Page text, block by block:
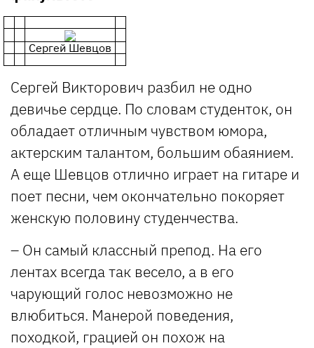
Сергей Шевцов
Сергей Викторович разбил не одно
девичье сердце. По словам студенток, он
обладает отличным чувством юмора,
актерским талантом, большим обаянием.
А еще Шевцов отлично играет на гитаре и
поет песни, чем окончательно покоряет
женскую половину студенчества.
– Он самый классный препод. На его
лентах всегда так весело, а в его
чарующий голос невозможно не
влюбиться. Манерой поведения,
походкой, грацией он похож на